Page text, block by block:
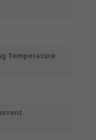
Temperature